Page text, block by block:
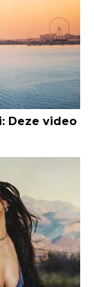
Deze video